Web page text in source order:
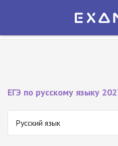
Экзамер — ЕГЭ 2027
ЕГЭ по русскому языку
Русский язык